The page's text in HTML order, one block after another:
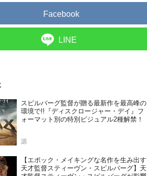
Facebook
LINE
スピルバーグ監督が贈る最新作を最高峰の
環境で!!『ディスクロージャー・デイ』フ
ォーマット別の特別ビジュアル2種解禁！
源
【エポック・メイキングな名作を生み出す
天才監督スティーヴン・スピルバーグ】天